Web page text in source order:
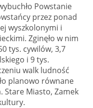
Powstanie
przez ponad
wyszkolonymi i
Zginęło w nim
tys. cywilów, 3,7
i 9 tys.
walk ludność
planowo równane
Stare Miasto, Zamek